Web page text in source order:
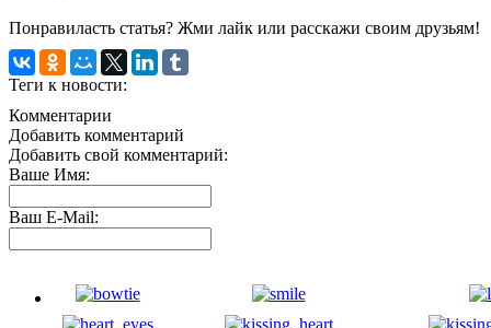
Понравиласть статья? Жми лайк или расскажи своим друзьям!
Теги к новости:
Комментарии
Добавить комментарий
Добавить свой комментарий:
Ваше Имя:
Ваш E-Mail: